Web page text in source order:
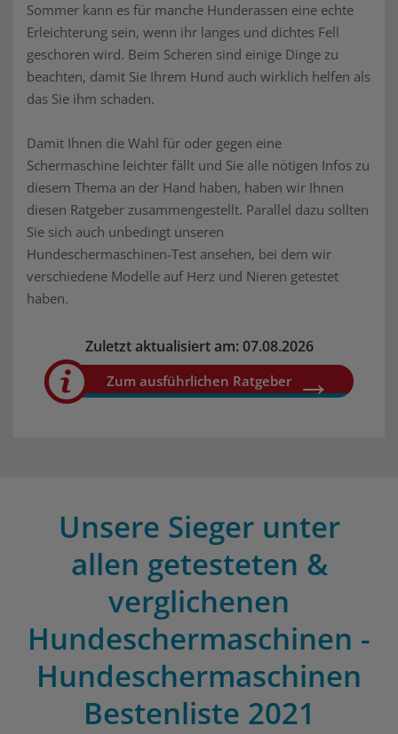
Sommer kann es für manche Hunderassen eine echte
Erleichterung sein, wenn ihr langes und dichtes Fell
geschoren wird. Beim Scheren sind einige Dinge zu
beachten, damit Sie Ihrem Hund auch wirklich helfen als
das Sie ihm schaden.
Damit Ihnen die Wahl für oder gegen eine
Schermaschine leichter fällt und Sie alle nötigen Infos zu
diesem Thema an der Hand haben, haben wir Ihnen
diesen Ratgeber zusammengestellt. Parallel dazu sollten
Sie sich auch unbedingt unseren
Hundeschermaschinen-Test ansehen, bei dem wir
verschiedene Modelle auf Herz und Nieren getestet
haben.
Zuletzt aktualisiert am: 07.08.2026
Zum ausführlichen Ratgeber
Unsere Sieger unter
allen getesteten &
verglichenen
Hundeschermaschinen -
Hundeschermaschinen
Bestenliste 2021